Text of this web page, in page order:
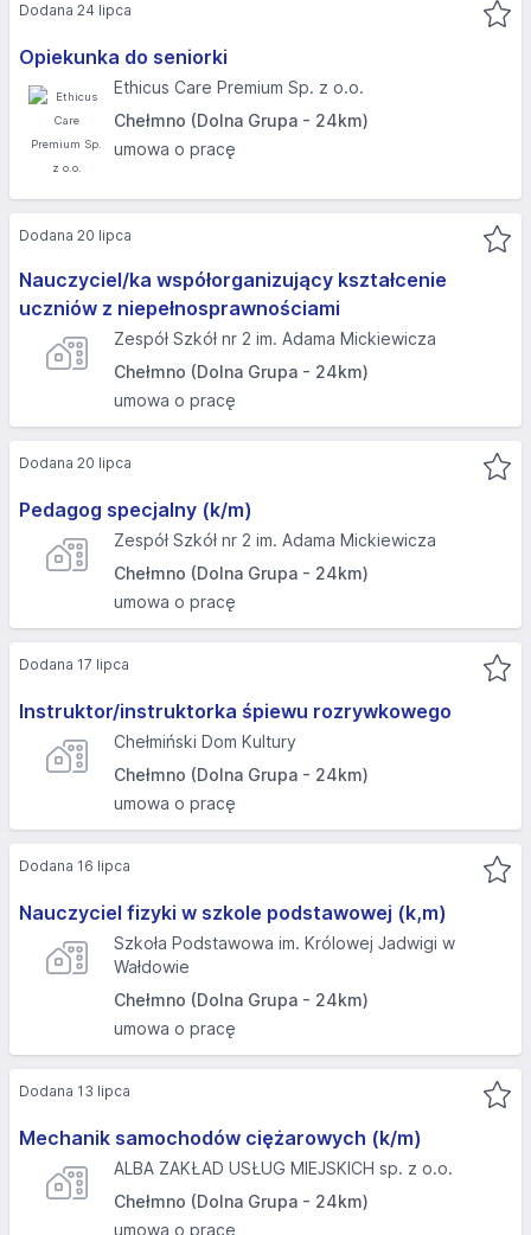
Opiekunka do seniorki
Ethicus Care Premium Sp. z o.o.
Chełmno (Dolna Grupa - 24km)
umowa o pracę
Dodana 24 lipca
Nauczyciel/ka współorganizujący kształcenie
uczniów z niepełnosprawnościami
Zespół Szkół nr 2 im. Adama Mickiewicza
Chełmno (Dolna Grupa - 24km)
umowa o pracę
Dodana 20 lipca
Pedagog specjalny (k/m)
Zespół Szkół nr 2 im. Adama Mickiewicza
Chełmno (Dolna Grupa - 24km)
umowa o pracę
Dodana 20 lipca
Instruktor/instruktorka śpiewu rozrywkowego
Chełmiński Dom Kultury
Chełmno (Dolna Grupa - 24km)
umowa o pracę
Dodana 17 lipca
Nauczyciel fizyki w szkole podstawowej (k,m)
Szkoła Podstawowa im. Królowej Jadwigi w
Wałdowie
Chełmno (Dolna Grupa - 24km)
umowa o pracę
Dodana 16 lipca
Mechanik samochodów ciężarowych (k/m)
ALBA ZAKŁAD USŁUG MIEJSKICH sp. z o.o.
Chełmno (Dolna Grupa - 24km)
umowa o pracę
Dodana 13 lipca